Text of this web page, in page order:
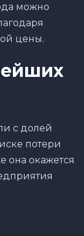
можно
цены.
с долей
потери
она окажется